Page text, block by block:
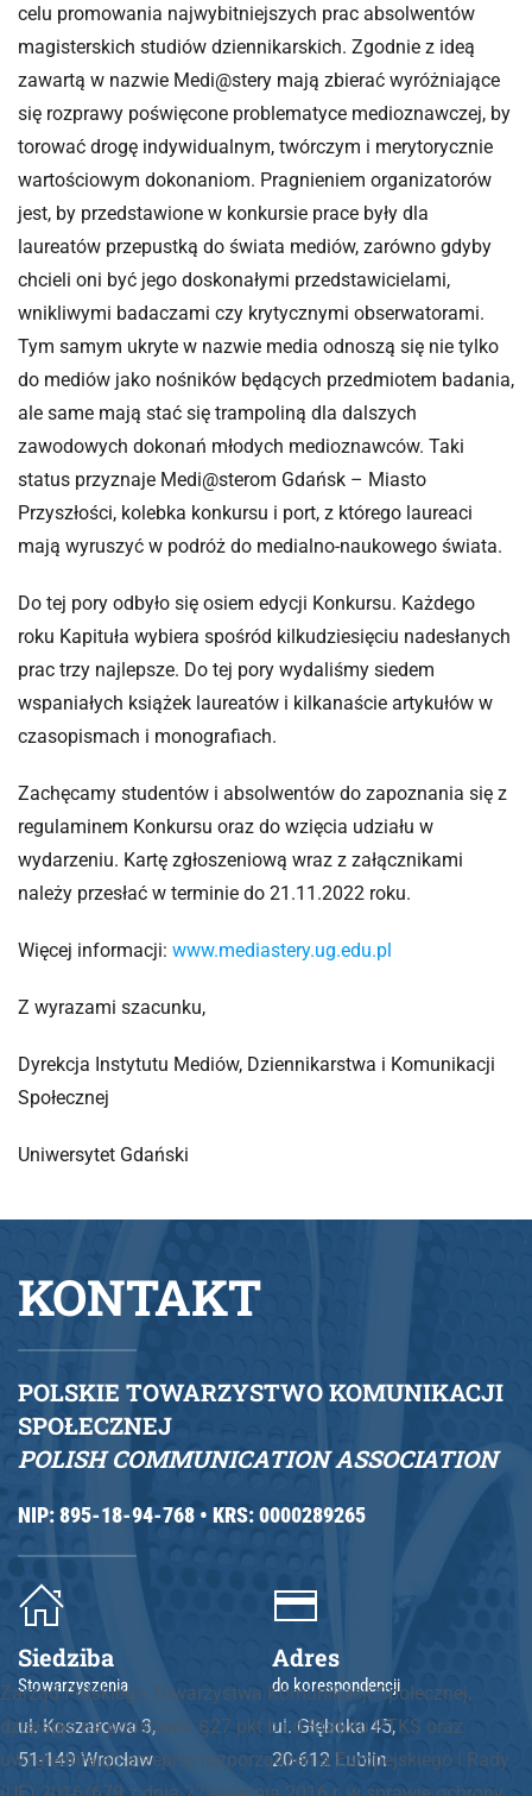
celu promowania najwybitniejszych prac absolwentów
magisterskich studiów dziennikarskich. Zgodnie z ideą
zawartą w nazwie Medi@stery mają zbierać wyróżniające
się rozprawy poświęcone problematyce medioznawczej, by
torować drogę indywidualnym, twórczym i merytorycznie
wartościowym dokonaniom. Pragnieniem organizatorów
jest, by przedstawione w konkursie prace były dla
laureatów przepustką do świata mediów, zarówno gdyby
chcieli oni być jego doskonałymi przedstawicielami,
wnikliwymi badaczami czy krytycznymi obserwatorami.
Tym samym ukryte w nazwie media odnoszą się nie tylko
do mediów jako nośników będących przedmiotem badania,
ale same mają stać się trampoliną dla dalszych
zawodowych dokonań młodych medioznawców. Taki
status przyznaje Medi@sterom Gdańsk – Miasto
Przyszłości, kolebka konkursu i port, z którego laureaci
mają wyruszyć w podróż do medialno-naukowego świata.
Do tej pory odbyło się osiem edycji Konkursu. Każdego
roku Kapituła wybiera spośród kilkudziesięciu nadesłanych
prac trzy najlepsze. Do tej pory wydaliśmy siedem
wspaniałych książek laureatów i kilkanaście artykułów w
czasopismach i monografiach.
Zachęcamy studentów i absolwentów do zapoznania się z
regulaminem Konkursu oraz do wzięcia udziału w
wydarzeniu. Kartę zgłoszeniową wraz z załącznikami
należy przesłać w terminie do 21.11.2022 roku.
Więcej informacji: www.mediastery.ug.edu.pl
Z wyrazami szacunku,
Dyrekcja Instytutu Mediów, Dziennikarstwa i Komunikacji
Społecznej
Uniwersytet Gdański
KONTAKT
POLSKIE TOWARZYSTWO KOMUNIKACJI
SPOŁECZNEJ
POLISH COMMUNICATION ASSOCIATION
NIP: 895-18-94-768 • KRS: 0000289265
Siedziba
Stowarzyszenia
ul. Koszarowa 3,
51-149 Wrocław
Adres
do korespondencji
ul. Głęboka 45,
20-612 Lublin
Zarząd Polskiego Towarzystwa Komunikacji Społecznej,
działając na podstawie §27 pkt b i d Statutu PTKS oraz
uwzględniając przepisy rozporządzenia Europejskiego i Rady